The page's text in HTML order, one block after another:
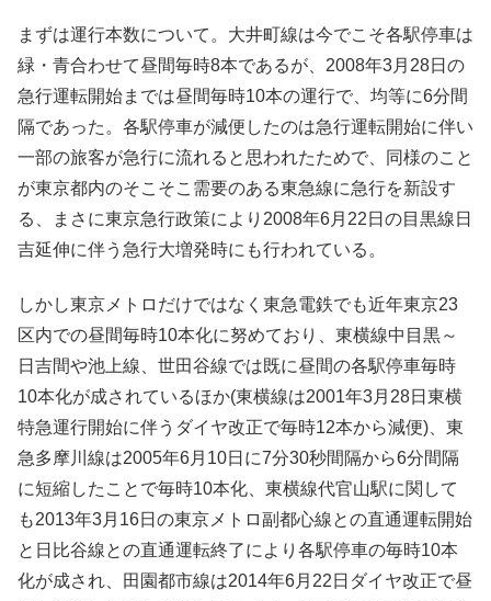
まずは運行本数について。大井町線は今でこそ各駅停車は
緑・青合わせて昼間毎時8本であるが、2008年3月28日の
急行運転開始までは昼間毎時10本の運行で、均等に6分間
隔であった。各駅停車が減便したのは急行運転開始に伴い
一部の旅客が急行に流れると思われたためで、同様のこと
が東京都内のそこそこ需要のある東急線に急行を新設す
る、まさに東京急行政策により2008年6月22日の目黒線日
吉延伸に伴う急行大増発時にも行われている。
しかし東京メトロだけではなく東急電鉄でも近年東京23
区内での昼間毎時10本化に努めており、東横線中目黒～
日吉間や池上線、世田谷線では既に昼間の各駅停車毎時
10本化が成されているほか(東横線は2001年3月28日東横
特急運行開始に伴うダイヤ改正で毎時12本から減便)、東
急多摩川線は2005年6月10日に7分30秒間隔から6分間隔
に短縮したことで毎時10本化、東横線代官山駅に関して
も2013年3月16日の東京メトロ副都心線との直通運転開始
と日比谷線との直通運転終了により各駅停車の毎時10本
化が成され、田園都市線は2014年6月22日ダイヤ改正で昼